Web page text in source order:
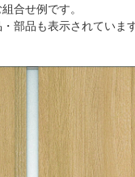
合せ例です。
部品も表示されています